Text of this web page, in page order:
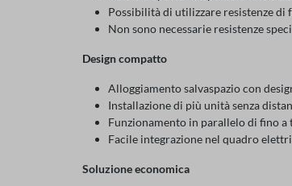
Possibilità di utilizzare resistenze di
Non sono necessarie resistenze
Design compatto
Alloggiamento salvaspazio con
Installazione di più unità senza
Funzionamento in parallelo di fino
Facile integrazione nel quadro
Soluzione economica